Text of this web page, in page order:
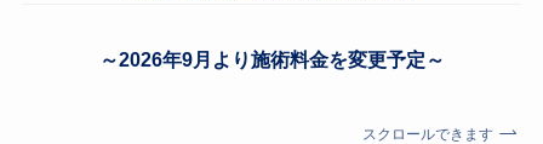
～2026年9月より施術料金を変更予定～
スクロールできます